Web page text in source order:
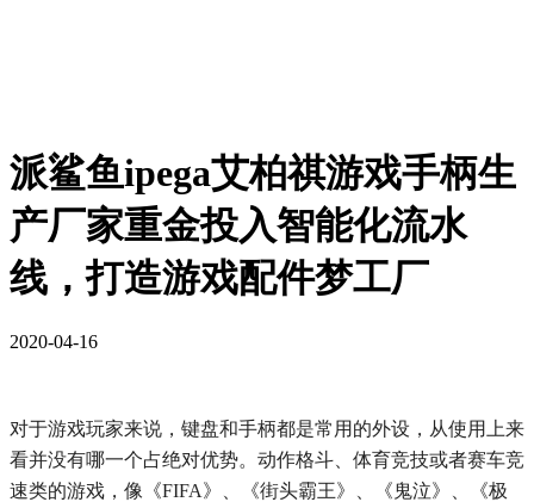
派鲨鱼ipega艾柏祺游戏手柄生
产厂家重金投入智能化流水
线，打造游戏配件梦工厂
2020-04-16
对于游戏玩家来说，键盘和手柄都是常用的外设，从使用上来
看并没有哪一个占绝对优势。动作格斗、体育竞技或者赛车竞
速类的游戏，像《FIFA》、《街头霸王》、《鬼泣》、《极